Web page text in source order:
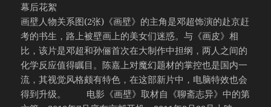
幕后花絮
画壁人物关系图(2张)《画壁》的主角是邓超饰演的赴京赶
考的书生，路上被壁画上的美女们迷惑。与《画皮》相
比，该片是邓超和孙俪首次在大制作中担纲，两人之间的
化学反应值得瞩目。陈嘉上对魔幻题材的掌控也是国内一
流，其视觉风格颇有特色，在这部新片中，电脑特效也会
得到升级。 电影《画壁》取材自《聊斋志异》中的第